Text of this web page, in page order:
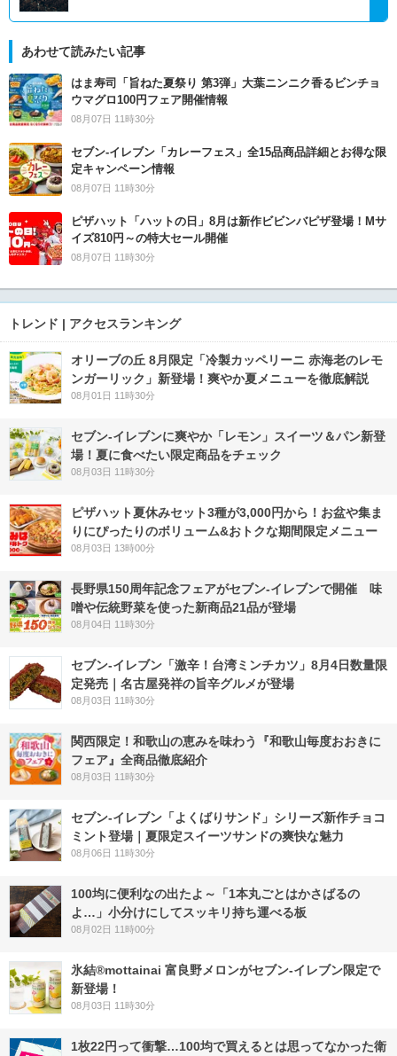
あわせて読みたい記事
はま寿司「旨ねた夏祭り 第3弾」大葉ニンニク香るビンチョ
ウマグロ100円フェア開催情報
08月07日 11時30分
セブン‐イレブン「カレーフェス」全15品商品詳細とお得な限
定キャンペーン情報
08月07日 11時30分
ピザハット「ハットの日」8月は新作ビビンバピザ登場！Mサ
イズ810円～の特大セール開催
08月07日 11時30分
トレンド | アクセスランキング
オリーブの丘 8月限定「冷製カッペリーニ 赤海老のレモ
ンガーリック」新登場！爽やか夏メニューを徹底解説
08月01日 11時30分
セブン‐イレブンに爽やか「レモン」スイーツ＆パン新登
場！夏に食べたい限定商品をチェック
08月03日 11時30分
ピザハット夏休みセット3種が3,000円から！お盆や集ま
りにぴったりのボリューム&おトクな期間限定メニュー
08月03日 13時00分
長野県150周年記念フェアがセブン-イレブンで開催 味
噌や伝統野菜を使った新商品21品が登場
08月04日 11時30分
セブン-イレブン「激辛！台湾ミンチカツ」8月4日数量限
定発売｜名古屋発祥の旨辛グルメが登場
08月03日 11時30分
関西限定！和歌山の恵みを味わう『和歌山毎度おおきに
フェア』全商品徹底紹介
08月03日 11時30分
セブン‐イレブン「よくばりサンド」シリーズ新作チョコ
ミント登場｜夏限定スイーツサンドの爽快な魅力
08月06日 11時30分
100均に便利なの出たよ～「1本丸ごとはかさばるの
よ…」小分けにしてスッキリ持ち運べる板
08月02日 11時00分
氷結®mottainai 富良野メロンがセブン‐イレブン限定で
新登場！
08月03日 11時30分
1枚22円って衝撃…100均で買えるとは思ってなかった衛